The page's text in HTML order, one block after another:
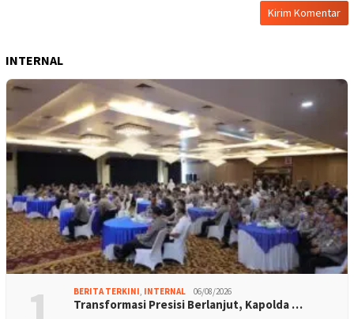
INTERNAL
BERITA TERKINI, INTERNAL 06/08/2026
Transformasi Presisi Berlanjut, Kapolda …